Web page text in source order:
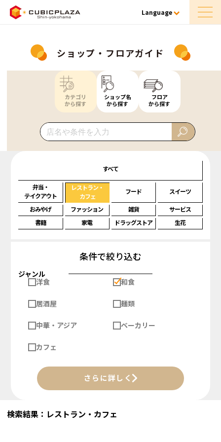
Language
ショップ・フロアガイド
カテゴリ
から探す
ショップ名
から探す
フロア
から探す
すべて
弁当・
テイクアウト
レストラン・
カフェ
フード スイーツ
おみやげ ファッション 雑貨
サービス
書籍
家電 ドラッグストア 生花
条件で絞り込む
ジャンル
洋食
和食
居酒屋 麺類
中華・アジア ベーカリー
カフェ
さらに詳しく
検索結果：レストラン・カフェ